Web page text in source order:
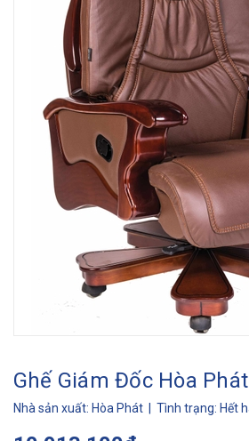
Ghế Giám Đốc Hòa
Nhà sản xuất: Hòa Phát | Tình trạng: Hết